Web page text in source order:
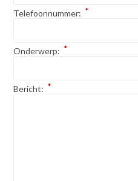
Telefoonnummer: *
Onderwerp: *
Bericht: *